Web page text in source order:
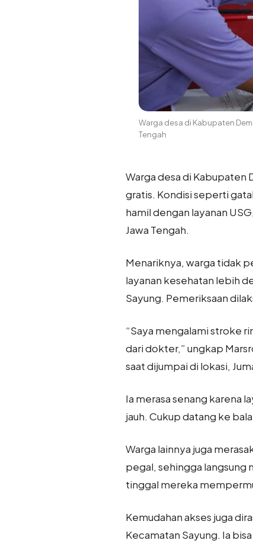
Warga desa di Kabupaten
Tengah
Warga desa di
gratis. Kondisi seperti
hamil dengan layanan
Jawa Tengah.
Menariknya, warga tidak
layanan kesehatan lebih
Sayung. Pemeriksaan
“Saya mengalami stroke
dari dokter,” ungkap
saat dijumpai di lokasi,
Ia merasa senang karena
jauh. Cukup datang ke
Warga lainnya juga
pegal, sehingga
tinggal mereka
Kemudahan akses juga
Kecamatan Sayung. Ia